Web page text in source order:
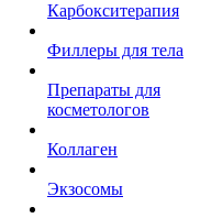
Карбокситерапия
Филлеры для тела
Препараты для
косметологов
Коллаген
Экзосомы